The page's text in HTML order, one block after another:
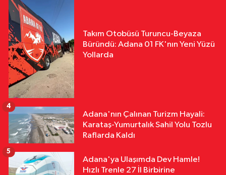
Takım Otobüsü Turuncu-Beyaza
Büründü: Adana 01 FK'nın Yeni Yüzü
Yollarda
Adana'nın Çalınan Turizm Hayali:
Karataş-Yumurtalık Sahil Yolu Tozlu
Raflarda Kaldı
4
Adana'ya Ulaşımda Dev Hamle!
Hızlı Trenle 27 İl Birbirine
5